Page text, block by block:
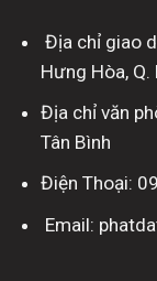
Địa chỉ giao
Hưng Hòa, Q.
Địa chỉ văn
Tân Bình
Điện Thoại:
Email: